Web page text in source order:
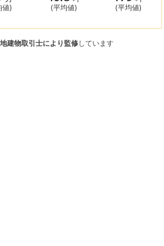
値) (平均値) (平均値)
建物取引士により監修しています